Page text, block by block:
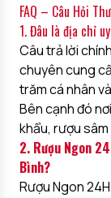
FAQ – Câu Hỏi
1. Đâu là địa chỉ
Câu trả lời
chuyên cung
trăm cá nhân
Bên cạnh đó
khẩu, rượu
2. Rượu Ngon
Bình?
Rượu Ngon